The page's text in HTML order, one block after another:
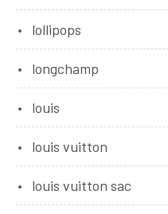
lollipops
longchamp
louis
louis vuitton
louis vuitton sac